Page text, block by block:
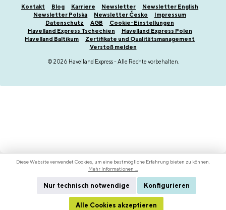
Kontakt Blog Karriere Newsletter
Newsletter English
Newsletter Polska
Newsletter Česko
Impressum
Datenschutz
AGB
Cookie-Einstellungen
Havelland Express Tschechien
Havelland Express Polen
Havelland Baltikum
Zertifikate und Qualitätsmanagement
Verstoß melden
© 2026 Havelland Express - Alle Rechte vorbehalten.
Diese Website verwendet Cookies, um eine bestmögliche Erfahrung bieten zu können.
Mehr Informationen ...
Nur technisch notwendige Konfigurieren
Alle Cookies akzeptieren